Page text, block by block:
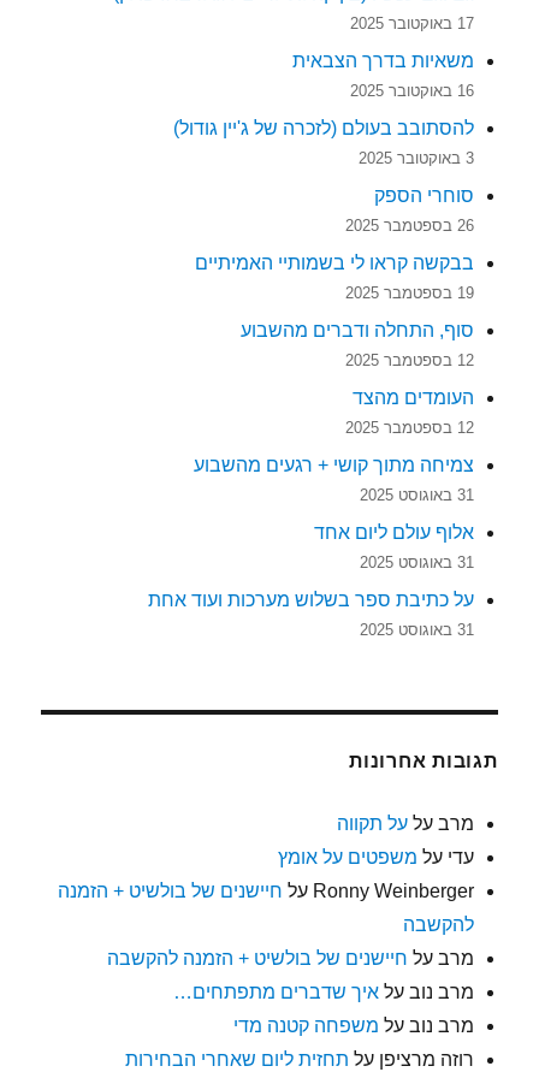
17 באוקטובר 2025
משאיות בדרך הצבאית
16 באוקטובר 2025
להסתובב בעולם (לזכרה של ג'יין גודול)
3 באוקטובר 2025
סוחרי הספק
26 בספטמבר 2025
בבקשה קראו לי בשמותיי האמיתיים
19 בספטמבר 2025
סוף, התחלה ודברים מהשבוע
12 בספטמבר 2025
העומדים מהצד
12 בספטמבר 2025
צמיחה מתוך קושי + רגעים מהשבוע
31 באוגוסט 2025
אלוף עולם ליום אחד
31 באוגוסט 2025
על כתיבת ספר בשלוש מערכות ועוד אחת
31 באוגוסט 2025
תגובות אחרונות
מרב עלעל תקווה
עדי על משפטים על אומץ
Ronny Weinberger על חיישנים של בולשיט + הזמנה
להקשבה
מרב על חיישנים של בולשיט + הזמנה להקשבה
מרב נוב עלאיך שדברים מתפתחים…
מרב נוב על משפחה קטנה מדי
רוזה מרציפן על תחזית ליום שאחרי הבחירות